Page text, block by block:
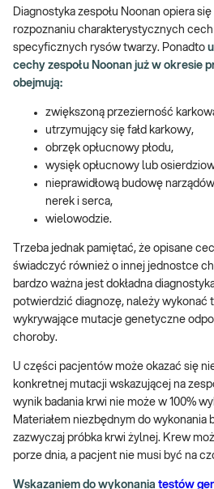
Diagnostyka zespołu Noonan opiera
rozpoznaniu charakterystycznych
specyficznych rysów twarzy. Ponadto
cechy zespołu Noonan już w okresie
obejmują:
zwiększoną przezierność
utrzymujący się fałd karkowy,
obrzęk opłucnowy płodu,
wysięk opłucnowy lub
nieprawidłową budowę
nerek i serca,
wielowodzie.
Trzeba jednak pamiętać, że opisane
świadczyć również o innej jednostce
bardzo ważna jest dokładna
potwierdzić diagnozę, należy wykonać
wykrywające mutacje genetyczne
choroby.
U części pacjentów może okazać się
konkretnej mutacji wskazującej na
wynik badania krwi nie może w 100%
Materiałem niezbędnym do
zazwyczaj próbka krwi żylnej. Krew
porze dnia, a pacjent nie musi być na
Wskazaniem do wykonania testów